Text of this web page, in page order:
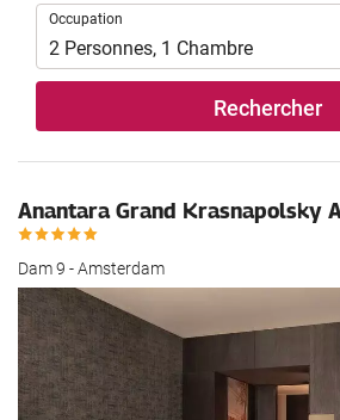
Occupation
Occupation
2 Personnes, 1 Chambre
Rechercher
Anantara Grand Krasnapolsky
Dam 9 - Amsterdam